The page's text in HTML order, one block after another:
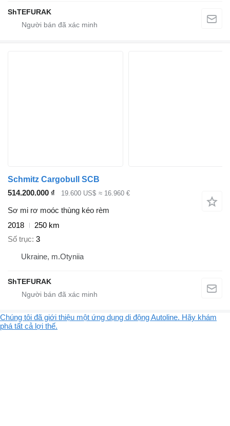
ShTEFURAK
Schmitz Cargobull SCB
514.200.000 ₫
19.600 US$ ≈ 16.960 €
Sơ mi rơ moóc thùng kéo rèm
2018
250 km
Số trục 3
Ukraine, m.Otyniia
ShTEFURAK
Chúng tôi đã giới thiệu một ứng dụng di động Autoline. Hãy khám
phá tất cả lợi thế.